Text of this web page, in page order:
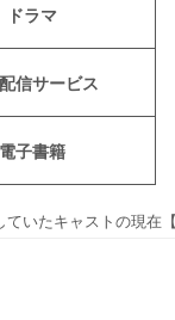
ドラマ
信サービス
電子書籍
いたキャストの現在